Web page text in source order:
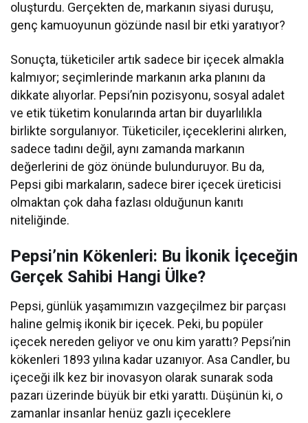
oluşturdu. Gerçekten de, markanın siyasi duruşu,
genç kamuoyunun gözünde nasıl bir etki yaratıyor?
Sonuçta, tüketiciler artık sadece bir içecek almakla
kalmıyor; seçimlerinde markanın arka planını da
dikkate alıyorlar. Pepsi’nin pozisyonu, sosyal adalet
ve etik tüketim konularında artan bir duyarlılıkla
birlikte sorgulanıyor. Tüketiciler, içeceklerini alırken,
sadece tadını değil, aynı zamanda markanın
değerlerini de göz önünde bulunduruyor. Bu da,
Pepsi gibi markaların, sadece birer içecek üreticisi
olmaktan çok daha fazlası olduğunun kanıtı
niteliğinde.
Pepsi’nin Kökenleri: Bu İkonik İçeceğin
Gerçek Sahibi Hangi Ülke?
Pepsi, günlük yaşamımızın vazgeçilmez bir parçası
haline gelmiş ikonik bir içecek. Peki, bu popüler
içecek nereden geliyor ve onu kim yarattı? Pepsi’nin
kökenleri 1893 yılına kadar uzanıyor. Asa Candler, bu
içeceği ilk kez bir inovasyon olarak sunarak soda
pazarı üzerinde büyük bir etki yarattı. Düşünün ki, o
zamanlar insanlar henüz gazlı içeceklere